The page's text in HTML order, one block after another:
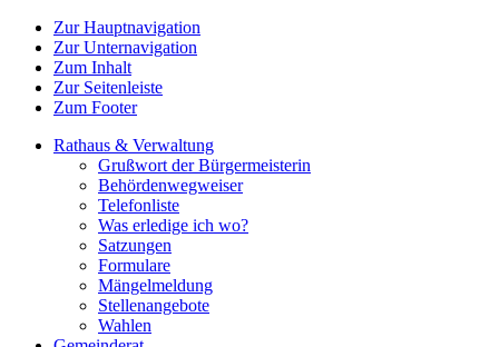
Zur Hauptnavigation
Zur Unternavigation
Zum Inhalt
Zur Seitenleiste
Zum Footer
Rathaus & Verwaltung
Grußwort der Bürgermeisterin
Behördenwegweiser
Telefonliste
Was erledige ich wo?
Satzungen
Formulare
Mängelmeldung
Stellenangebote
Wahlen